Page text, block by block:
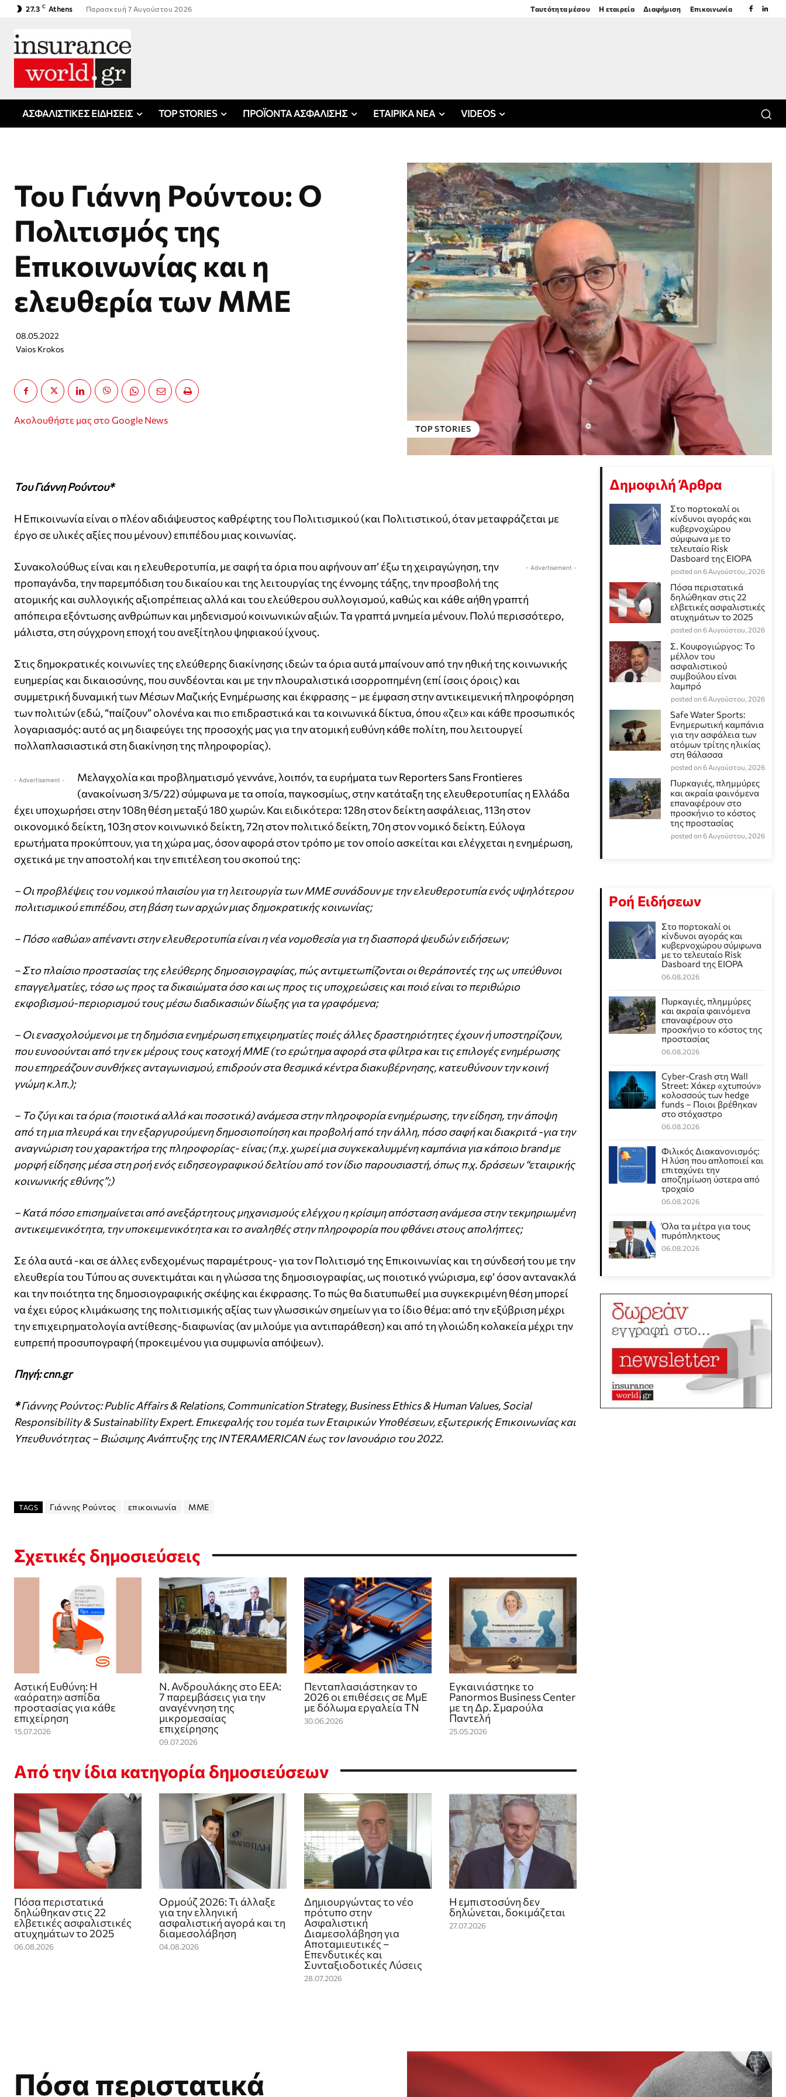
27.3 C Athens Παρασκευή 7 Αυγούστου 2026 Ταυτότητα μέσου Η εταιρεία Διαφήμιση Επικοινωνία
ΑΣΦΑΛΙΣΤΙΚΕΣ ΕΙΔΗΣΕΙΣ TOP STORIES ΠΡΟΪΟΝΤΑ ΑΣΦΑΛΙΣΗΣ ΕΤΑΙΡΙΚΑ ΝΕΑ VIDEOS
Του Γιάννη Ρούντου: Ο
Πολιτισμός της
Επικοινωνίας και η
ελευθερία των ΜΜΕ
08.05.2022
Vaios Krokos
Ακολουθήστε μας στο Google News
TOP STORIES
Του Γιάννη Ρούντου*
Η Επικοινωνία είναι ο πλέον αδιάψευστος καθρέφτης του Πολιτισμικού (και Πολιτιστικού, όταν μεταφράζεται με
έργο σε υλικές αξίες που μένουν) επιπέδου μιας κοινωνίας.
- Advertisement -
Συνακολούθως είναι και η ελευθεροτυπία, με σαφή τα όρια που αφήνουν απ’ έξω τη χειραγώγηση, την
προπαγάνδα, την παρεμπόδιση του δικαίου και της λειτουργίας της έννομης τάξης, την προσβολή της
ατομικής και συλλογικής αξιοπρέπειας αλλά και του ελεύθερου συλλογισμού, καθώς και κάθε αήθη γραπτή
απόπειρα εξόντωσης ανθρώπων και μηδενισμού κοινωνικών αξιών. Τα γραπτά μνημεία μένουν. Πολύ περισσότερο,
μάλιστα, στη σύγχρονη εποχή του ανεξίτηλου ψηφιακού ίχνους.
Στις δημοκρατικές κοινωνίες της ελεύθερης διακίνησης ιδεών τα όρια αυτά μπαίνουν από την ηθική της κοινωνικής
ευημερίας και δικαιοσύνης, που συνδέονται και με την πλουραλιστικά ισορροπημένη (επί ίσοις όροις) και
συμμετρική δυναμική των Μέσων Μαζικής Ενημέρωσης και έκφρασης – με έμφαση στην αντικειμενική πληροφόρηση
των πολιτών (εδώ, “παίζουν” ολονένα και πιο επιδραστικά και τα κοινωνικά δίκτυα, όπου «ζει» και κάθε προσωπικός
λογαριασμός: αυτό ας μη διαφεύγει της προσοχής μας για την ατομική ευθύνη κάθε πολίτη, που λειτουργεί
πολλαπλασιαστικά στη διακίνηση της πληροφορίας).
- Advertisement -
Μελαγχολία και προβληματισμό γεννάνε, λοιπόν, τα ευρήματα των Reporters Sans Frontieres
(ανακοίνωση 3/5/22) σύμφωνα με τα οποία, παγκοσμίως, στην κατάταξη της ελευθεροτυπίας η Ελλάδα
έχει υποχωρήσει στην 108η θέση μεταξύ 180 χωρών. Και ειδικότερα: 128η στον δείκτη ασφάλειας, 113η στον
οικονομικό δείκτη, 103η στον κοινωνικό δείκτη, 72η στον πολιτικό δείκτη, 70η στον νομικό δείκτη. Εύλογα
ερωτήματα προκύπτουν, για τη χώρα μας, όσον αφορά στον τρόπο με τον οποίο ασκείται και ελέγχεται η ενημέρωση,
σχετικά με την αποστολή και την επιτέλεση του σκοπού της:
– Οι προβλέψεις του νομικού πλαισίου για τη λειτουργία των ΜΜΕ συνάδουν με την ελευθεροτυπία ενός υψηλότερου
πολιτισμικού επιπέδου, στη βάση των αρχών μιας δημοκρατικής κοινωνίας;
– Πόσο «αθώα» απέναντι στην ελευθεροτυπία είναι η νέα νομοθεσία για τη διασπορά ψευδών ειδήσεων;
– Στο πλαίσιο προστασίας της ελεύθερης δημοσιογραφίας, πώς αντιμετωπίζονται οι θεράποντές της ως υπεύθυνοι
επαγγελματίες, τόσο ως προς τα δικαιώματα όσο και ως προς τις υποχρεώσεις και ποιό είναι το περιθώριο
εκφοβισμού-περιορισμού τους μέσω διαδικασιών δίωξης για τα γραφόμενα;
– Οι ενασχολούμενοι με τη δημόσια ενημέρωση επιχειρηματίες ποιές άλλες δραστηριότητες έχουν ή υποστηρίζουν,
που ευνοούνται από την εκ μέρους τους κατοχή ΜΜΕ (το ερώτημα αφορά στα φίλτρα και τις επιλογές ενημέρωσης
που επηρεάζουν συνθήκες ανταγωνισμού, επιδρούν στα θεσμικά κέντρα διακυβέρνησης, κατευθύνουν την κοινή
γνώμη κ.λπ.);
– Το ζύγι και τα όρια (ποιοτικά αλλά και ποσοτικά) ανάμεσα στην πληροφορία ενημέρωσης, την είδηση, την άποψη
από τη μια πλευρά και την εξαργυρούμενη δημοσιοποίηση και προβολή από την άλλη, πόσο σαφή και διακριτά -για την
αναγνώριση του χαρακτήρα της πληροφορίας- είναι; (π.χ. χωρεί μια συγκεκαλυμμένη καμπάνια για κάποιο brand με
μορφή είδησης μέσα στη ροή ενός ειδησεογραφικού δελτίου από τον ίδιο παρουσιαστή, όπως π.χ. δράσεων “εταιρικής
κοινωνικής εθύνης”;)
– Κατά πόσο επισημαίνεται από ανεξάρτητους μηχανισμούς ελέγχου η κρίσιμη απόσταση ανάμεσα στην τεκμηριωμένη
αντικειμενικότητα, την υποκειμενικότητα και το αναληθές στην πληροφορία που φθάνει στους απολήπτες;
Σε όλα αυτά -και σε άλλες ενδεχομένως παραμέτρους- για τον Πολιτισμό της Επικοινωνίας και τη σύνδεσή του με την
ελευθερία του Τύπου ας συνεκτιμάται και η γλώσσα της δημοσιογραφίας, ως ποιοτικό γνώρισμα, εφ’ όσον αντανακλά
και την ποιότητα της δημοσιογραφικής σκέψης και έκφρασης. Το πώς θα διατυπωθεί μια συγκεκριμένη θέση μπορεί
να έχει εύρος κλιμάκωσης της πολιτισμικής αξίας των γλωσσικών σημείων για το ίδιο θέμα: από την εξύβριση μέχρι
την επιχειρηματολογία αντίθεσης-διαφωνίας (αν μιλούμε για αντιπαράθεση) και από τη γλοιώδη κολακεία μέχρι την
ευπρεπή προσυπογραφή (προκειμένου για συμφωνία απόψεων).
Πηγή: cnn.gr
*Γιάννης Ρούντος: Public Affairs & Relations, Communication Strategy, Business Ethics & Human Values, Social
Responsibility & Sustainability Expert. Επικεφαλής του τομέα των Εταιρικών Υποθέσεων, εξωτερικής Επικοινωνίας και
Υπευθυνότητας – Βιώσιμης Ανάπτυξης της INTERAMERICAN έως τον Ιανουάριο του 2022.
TAGS Γιάννης Ρούντος επικοινωνία ΜΜΕ
Σχετικές δημοσιεύσεις
Αστική Ευθύνη: Η
«αόρατη» ασπίδα
προστασίας για κάθε
επιχείρηση
15.07.2026
Ν. Ανδρουλάκης στο ΕΕΑ:
7 παρεμβάσεις για την
αναγέννηση της
μικρομεσαίας
επιχείρησης
09.07.2026
Πενταπλασιάστηκαν το
2026 οι επιθέσεις σε ΜμΕ
με δόλωμα εργαλεία ΤΝ
30.06.2026
Εγκαινιάστηκε το
Panormos Business Center
με τη Δρ. Σμαρούλα
Παντελή
25.05.2026
Από την ίδια κατηγορία δημοσιεύσεων
Πόσα περιστατικά
δηλώθηκαν στις 22
ελβετικές ασφαλιστικές
ατυχημάτων το 2025
06.08.2026
Ορμούζ 2026: Τι άλλαξε
για την ελληνική
ασφαλιστική αγορά και τη
διαμεσολάβηση
04.08.2026
Δημιουργώντας το νέο
πρότυπο στην
Ασφαλιστική
Διαμεσολάβηση για
Αποταμιευτικές –
Επενδυτικές και
Συνταξιοδοτικές Λύσεις
28.07.2026
Η εμπιστοσύνη δεν
δηλώνεται, δοκιμάζεται
27.07.2026
Δημοφιλή Άρθρα
Στο πορτοκαλί οι
κίνδυνοι αγοράς και
κυβερνοχώρου
σύμφωνα με το
τελευταίο Risk
Dasboard της EIOPA
posted on 6 Αυγούστου, 2026
Πόσα περιστατικά
δηλώθηκαν στις 22
ελβετικές ασφαλιστικές
ατυχημάτων το 2025
posted on 6 Αυγούστου, 2026
Σ. Κουφογιώργος: To
μέλλον του
ασφαλιστικού
συμβούλου είναι
λαμπρό
posted on 6 Αυγούστου, 2026
Safe Water Sports:
Eνημερωτική καμπάνια
για την ασφάλεια των
ατόμων τρίτης ηλικίας
στη θάλασσα
posted on 6 Αυγούστου, 2026
Πυρκαγιές, πλημμύρες
και ακραία φαινόμενα
επαναφέρουν στο
προσκήνιο το κόστος
της προστασίας
posted on 6 Αυγούστου, 2026
Ροή Ειδήσεων
Στο πορτοκαλί οι
κίνδυνοι αγοράς και
κυβερνοχώρου σύμφωνα
με το τελευταίο Risk
Dasboard της EIOPA
06.08.2026
Πυρκαγιές, πλημμύρες
και ακραία φαινόμενα
επαναφέρουν στο
προσκήνιο το κόστος της
προστασίας
06.08.2026
Cyber-Crash στη Wall
Street: Χάκερ «χτυπούν»
κολοσσούς των hedge
funds – Ποιοι βρέθηκαν
στο στόχαστρο
06.08.2026
Φιλικός Διακανονισμός:
Η λύση που απλοποιεί και
επιταχύνει την
αποζημίωση ύστερα από
τροχαίο
06.08.2026
Όλα τα μέτρα για τους
πυρόπληκτους
06.08.2026